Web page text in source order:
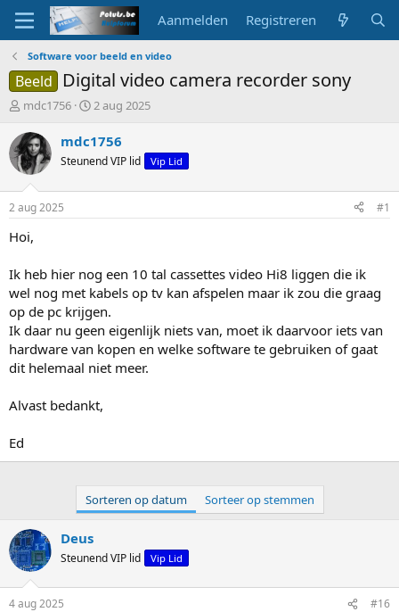
Aanmelden Registreren
Software voor beeld en video
Beeld Digital video camera recorder sony
O
d
e
r
w
r
p
a
r
t
e
r
mdc1756
S
a
t
t
2 aug 2025
mdc1756
Steunend VIP lid Vip Lid
2 aug 2025 #1
Hoi,
Ik heb hier nog een 10 tal cassettes video Hi8 liggen die ik
wel nog met kabels op tv kan afspelen maar ik zou die graag
op de pc krijgen.
Ik daar nu geen eigenlijk niets van, moet ik daarvoor iets van
hardware van kopen en welke software te gebruiken of gaat
dit helemaal niet meer.
Alvast bedankt,
Ed
Sorteren op datum Sorteer op stemmen
Deus
Steunend VIP lid Vip Lid
4 aug 2025 #16